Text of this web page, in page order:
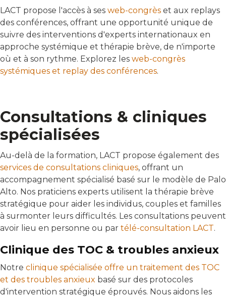
LACT propose l'accès à ses web-congrès et aux replays
des conférences, offrant une opportunité unique de
suivre des interventions d'experts internationaux en
approche systémique et thérapie brève, de n'importe
où et à son rythme. Explorez les web-congrès
systémiques et replay des conférences.
Consultations & cliniques
spécialisées
Au-delà de la formation, LACT propose également des
services de consultations cliniques, offrant un
accompagnement spécialisé basé sur le modèle de Palo
Alto. Nos praticiens experts utilisent la thérapie brève
stratégique pour aider les individus, couples et familles
à surmonter leurs difficultés. Les consultations peuvent
avoir lieu en personne ou par télé-consultation LACT.
Clinique des TOC & troubles anxieux
Notre clinique spécialisée offre un traitement des TOC
et des troubles anxieux basé sur des protocoles
d'intervention stratégique éprouvés. Nous aidons les